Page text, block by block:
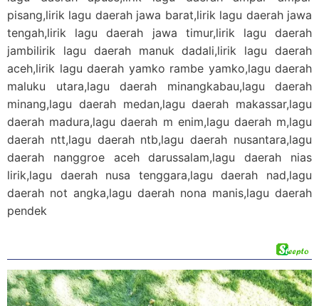
pisang,lirik lagu daerah jawa barat,lirik lagu daerah jawa
tengah,lirik lagu daerah jawa timur,lirik lagu daerah
jambilirik lagu daerah manuk dadali,lirik lagu daerah
aceh,lirik lagu daerah yamko rambe yamko,lagu daerah
maluku utara,lagu daerah minangkabau,lagu daerah
minang,lagu daerah medan,lagu daerah makassar,lagu
daerah madura,lagu daerah m enim,lagu daerah m,lagu
daerah ntt,lagu daerah ntb,lagu daerah nusantara,lagu
daerah nanggroe aceh darussalam,lagu daerah nias
lirik,lagu daerah nusa tenggara,lagu daerah nad,lagu
daerah not angka,lagu daerah nona manis,lagu daerah
pendek